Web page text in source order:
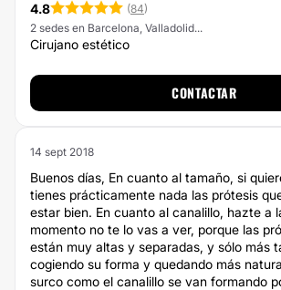
4.8 (84)
2 sedes en Barcelona, Valladolid...
Cirujano estético
CONTACTAR
14 sept 2018
Buenos días, En cuanto al tamaño, si
tienes prácticamente nada las prótesis
estar bien. En cuanto al canalillo, hazte a
momento no te lo vas a ver, porque las
están muy altas y separadas, y sólo más
cogiendo su forma y quedando más
surco como el canalillo se van formando